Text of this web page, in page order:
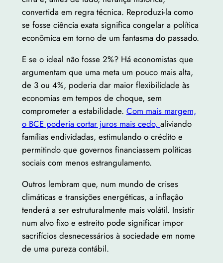
convertida em regra técnica. Reproduzi-la como
se fosse ciência exata significa congelar a política
econômica em torno de um fantasma do passado.
E se o ideal não fosse 2%? Há economistas que
argumentam que uma meta um pouco mais alta,
de 3 ou 4%, poderia dar maior flexibilidade às
economias em tempos de choque, sem
comprometer a estabilidade. Com mais margem,
o BCE poderia cortar juros mais cedo, aliviando
famílias endividadas, estimulando o crédito e
permitindo que governos financiassem políticas
sociais com menos estrangulamento.
Outros lembram que, num mundo de crises
climáticas e transições energéticas, a inflação
tenderá a ser estruturalmente mais volátil. Insistir
num alvo fixo e estreito pode significar impor
sacrifícios desnecessários à sociedade em nome
de uma pureza contábil.